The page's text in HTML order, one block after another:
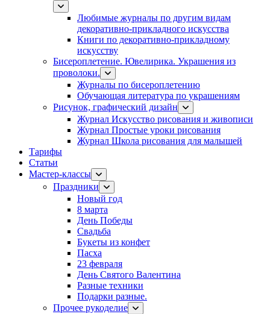
Любимые журналы по другим видам
декоративно-прикладного искусства
Книги по декоративно-прикладному
искусству
Бисероплетение. Ювелирика. Украшения из
проволоки.
Журналы по бисероплетению
Обучающая литература по украшениям
Рисунок, графический дизайн
Журнал Искусство рисования и живописи
Журнал Простые уроки рисования
Журнал Школа рисования для малышей
Тарифы
Статьи
Мастер-классы
Праздники
Новый год
8 марта
День Победы
Свадьба
Букеты из конфет
Пасха
23 февраля
День Святого Валентина
Разные техники
Подарки разные.
Прочее рукоделие